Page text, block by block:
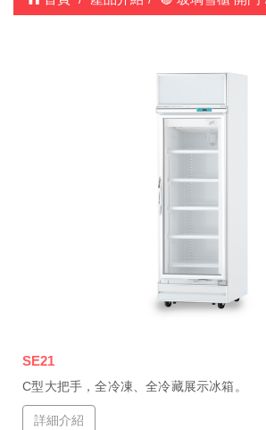
SE21
C型大把手，全冷凍、全冷藏展示冰箱。
詳細介紹